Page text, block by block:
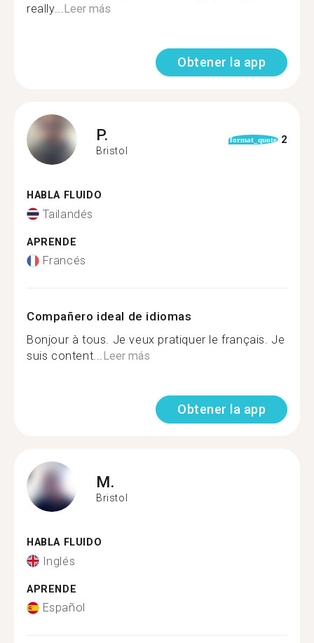
really...Leer más
Obtener la app
P.
Bristol
format_quote 2
HABLA FLUIDO
Tailandés
APRENDE
Francés
Compañero ideal de idiomas
Bonjour à tous. Je veux pratiquer le français. Je
suis content...Leer más
Obtener la app
M.
Bristol
HABLA FLUIDO
Inglés
APRENDE
Español